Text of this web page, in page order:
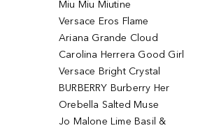
Miu Miu Miutine
Versace Eros Flame
Ariana Grande Cloud
Carolina Herrera Good Girl
Versace Bright Crystal
BURBERRY Burberry Her
Orebella Salted Muse
Jo Malone Lime Basil &